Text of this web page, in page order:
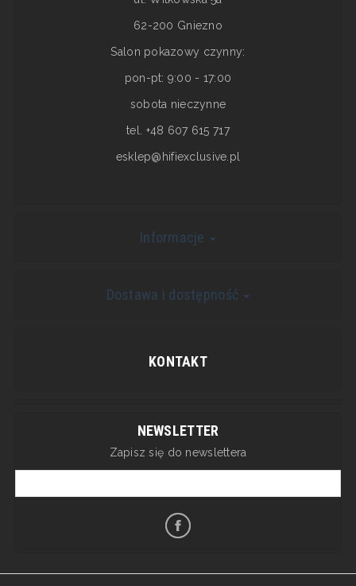
62-200 Gniezno
Salon pokazowy czynny:
pon-pt: 9:00 - 17:00
sobota nieczynne
tel. +48 607 615 717
esklep@hifiexclusive.pl
Informacje
Dostawa i dostępność
KONTAKT
NEWSLETTER
Zapisz się do newslettera